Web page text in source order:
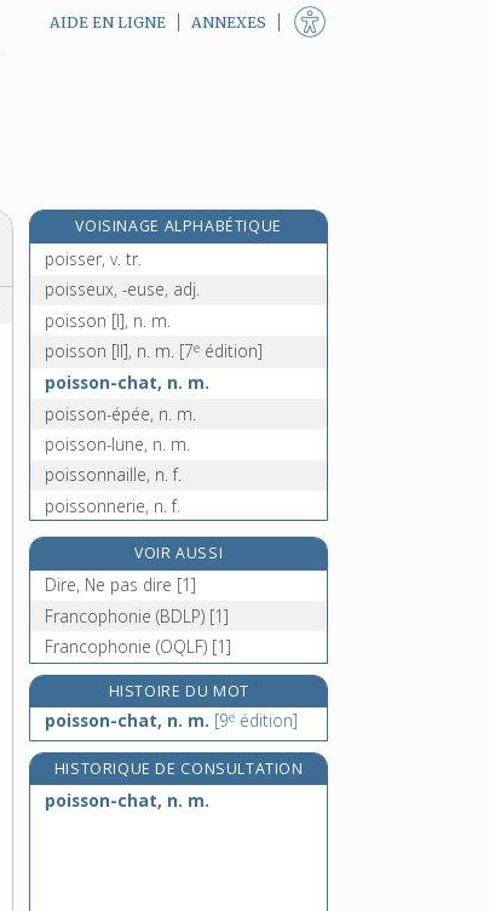
AIDE EN LIGNE ANNEXES
VOISINAGE ALPHABÉTIQUE
poisse, n.
poisser, v. tr.
poisseux, -euse, adj.
poisson [I], n. m.
poisson [II], n. m. [7e édition]
poisson-chat, n. m.
poisson-épée, n. m.
poisson-lune, n. m.
poissonnaille, n. f.
poissonnerie, n. f.
poissonneux, -euse, adj.
poissonnier, -ière, n.
poisson-perroquet, n. m.
poisson-sabre, n. m.
poisson-scie, n. m.
VOIR AUSSI
Dire, Ne pas dire [1]
Francophonie (BDLP) [1]
Francophonie (OQLF) [1]
HISTOIRE DU MOT
poisson-chat, n. m. [9e édition]
HISTORIQUE DE CONSULTATION
poisson-chat, n. m.